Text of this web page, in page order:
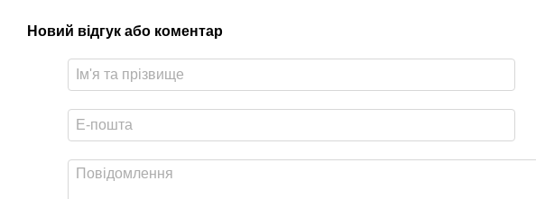
Новий відгук або коментар